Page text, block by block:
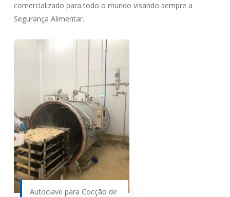
comercializado para todo o mundo visando sempre a
Segurança Alimentar.
Autoclave para Cocção de